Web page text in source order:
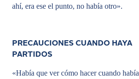
ahí, era ese el punto, no había otro».
PRECAUCIONES CUANDO HAYA
PARTIDOS
«Había que ver cómo hacer cuando había